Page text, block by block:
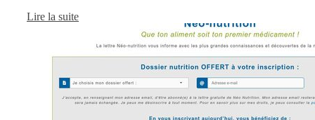
Lire la suite